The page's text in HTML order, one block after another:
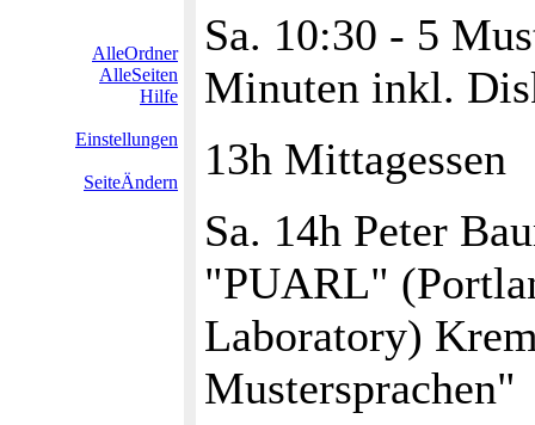
AlleOrdner
AlleSeiten
Hilfe
Einstellungen
SeiteÄndern
Sa. 10:30 - 5
Minuten inkl.
13h Mittagessen
Sa. 14h Peter
"PUARL"
Laboratory)
Mustersprachen"